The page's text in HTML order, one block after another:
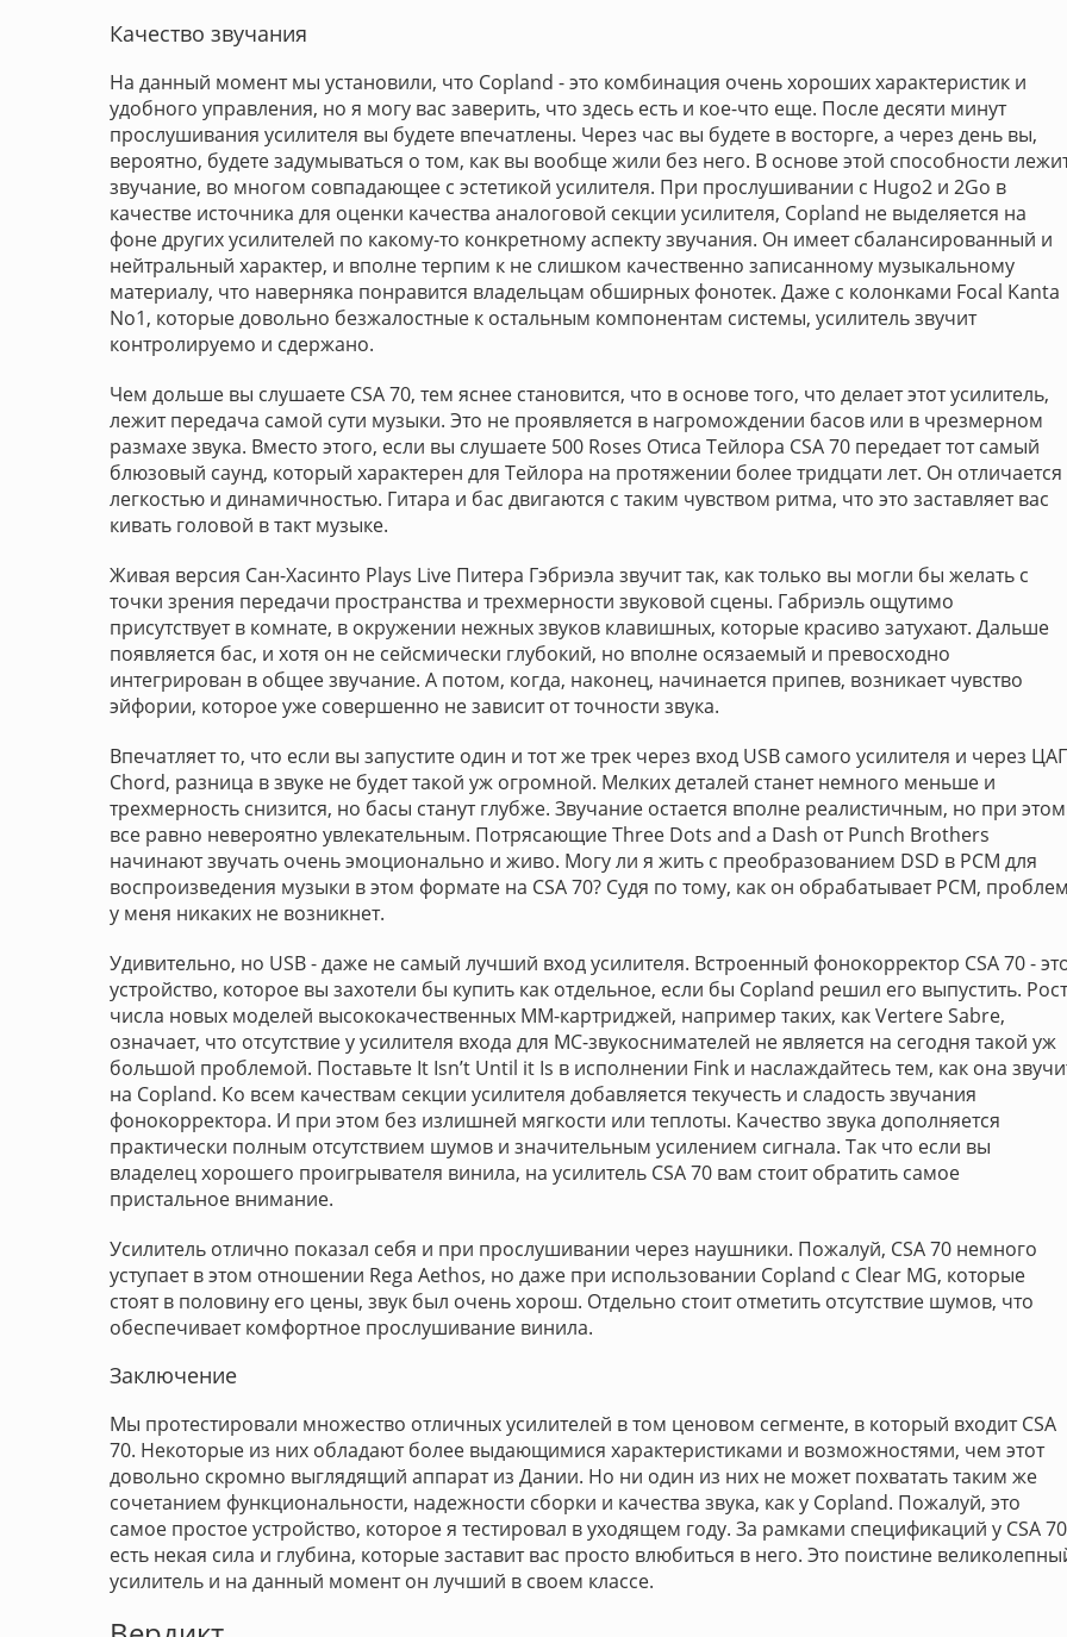
Качество звучания
На данный момент мы установили, что Copland - это комбинация очень хороших характеристик и
удобного управления, но я могу вас заверить, что здесь есть и кое-что еще. После десяти минут
прослушивания усилителя вы будете впечатлены. Через час вы будете в восторге, а через день вы,
вероятно, будете задумываться о том, как вы вообще жили без него. В основе этой способности
звучание, во многом совпадающее с эстетикой усилителя. При прослушивании с Hugo2 и 2Go в
качестве источника для оценки качества аналоговой секции усилителя, Copland не выделяется на
фоне других усилителей по какому-то конкретному аспекту звучания. Он имеет сбалансированный и
нейтральный характер, и вполне терпим к не слишком качественно записанному музыкальному
материалу, что наверняка понравится владельцам обширных фонотек. Даже с колонками Focal Kanta
No1, которые довольно безжалостные к остальным компонентам системы, усилитель звучит
контролируемо и сдержано.
Чем дольше вы слушаете CSA 70, тем яснее становится, что в основе того, что делает этот усилитель,
лежит передача самой сути музыки. Это не проявляется в нагромождении басов или в чрезмерном
размахе звука. Вместо этого, если вы слушаете 500 Roses Отиса Тейлора CSA 70 передает тот самый
блюзовый саунд, который характерен для Тейлора на протяжении более тридцати лет. Он отличается
легкостью и динамичностью. Гитара и бас двигаются с таким чувством ритма, что это заставляет вас
кивать головой в такт музыке.
Живая версия Сан-Хасинто Plays Live Питера Гэбриэла звучит так, как только вы могли бы желать с
точки зрения передачи пространства и трехмерности звуковой сцены. Габриэль ощутимо
присутствует в комнате, в окружении нежных звуков клавишных, которые красиво затухают. Дальше
появляется бас, и хотя он не сейсмически глубокий, но вполне осязаемый и превосходно
интегрирован в общее звучание. А потом, когда, наконец, начинается припев, возникает чувство
эйфории, которое уже совершенно не зависит от точности звука.
Впечатляет то, что если вы запустите один и тот же трек через вход USB самого усилителя и через
Chord, разница в звуке не будет такой уж огромной. Мелких деталей станет немного меньше и
трехмерность снизится, но басы станут глубже. Звучание остается вполне реалистичным, но при этом
все равно невероятно увлекательным. Потрясающие Three Dots and a Dash от Punch Brothers
начинают звучать очень эмоционально и живо. Могу ли я жить с преобразованием DSD в PCM для
воспроизведения музыки в этом формате на CSA 70? Судя по тому, как он обрабатывает PCM,
у меня никаких не возникнет.
Удивительно, но USB - даже не самый лучший вход усилителя. Встроенный фонокорректор CSA 70 -
устройство, которое вы захотели бы купить как отдельное, если бы Copland решил его выпустить. Рост
числа новых моделей высококачественных ММ-картриджей, например таких, как Vertere Sabre,
означает, что отсутствие у усилителя входа для MC-звукоснимателей не является на сегодня такой уж
большой проблемой. Поставьте It Isn’t Until it Is в исполнении Fink и наслаждайтесь тем, как она
на Copland. Ко всем качествам секции усилителя добавляется текучесть и сладость звучания
фонокорректора. И при этом без излишней мягкости или теплоты. Качество звука дополняется
практически полным отсутствием шумов и значительным усилением сигнала. Так что если вы
владелец хорошего проигрывателя винила, на усилитель CSA 70 вам стоит обратить самое
пристальное внимание.
Усилитель отлично показал себя и при прослушивании через наушники. Пожалуй, CSA 70 немного
уступает в этом отношении Rega Aethos, но даже при использовании Copland с Clear MG, которые
стоят в половину его цены, звук был очень хорош. Отдельно стоит отметить отсутствие шумов, что
обеспечивает комфортное прослушивание винила.
Заключение
Мы протестировали множество отличных усилителей в том ценовом сегменте, в который входит CSA
70. Некоторые из них обладают более выдающимися характеристиками и возможностями, чем этот
довольно скромно выглядящий аппарат из Дании. Но ни один из них не может похватать таким же
сочетанием функциональности, надежности сборки и качества звука, как у Copland. Пожалуй, это
самое простое устройство, которое я тестировал в уходящем году. За рамками спецификаций у CSA 70
есть некая сила и глубина, которые заставит вас просто влюбиться в него. Это поистине
усилитель и на данный момент он лучший в своем классе.